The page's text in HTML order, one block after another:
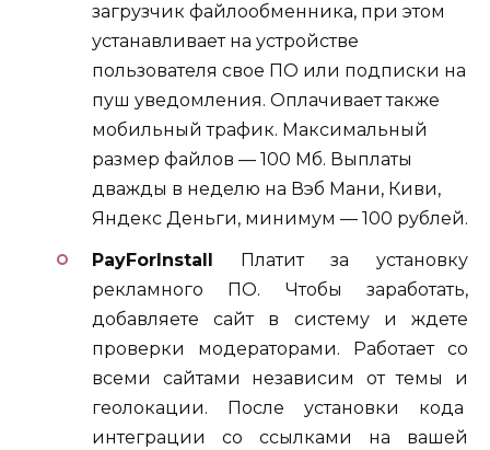
загрузчик файлообменника, при этом
устанавливает на устройстве
пользователя свое ПО или подписки на
пуш уведомления. Оплачивает также
мобильный трафик. Максимальный
размер файлов — 100 Мб. Выплаты
дважды в неделю на Вэб Мани, Киви,
Яндекс Деньги, минимум — 100 рублей.
PayForInstall
Платит за установку
рекламного ПО. Чтобы заработать,
добавляете сайт в систему и ждете
проверки модераторами. Работает со
всеми сайтами независим от темы и
геолокации. После установки кода
интеграции со ссылками на вашей